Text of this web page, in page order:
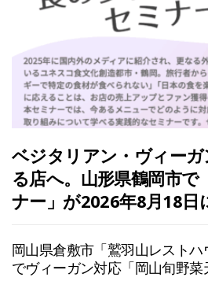
ベジタリアン・ヴィー
る店へ。山形県鶴岡市で
ナー」が2026年8月18日
岡山県倉敷市「鷲羽山レストハ
でヴィーガン対応「岡山旬野菜